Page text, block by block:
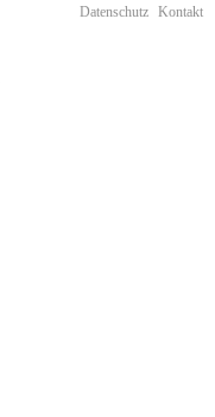
Datenschutz Kontakt